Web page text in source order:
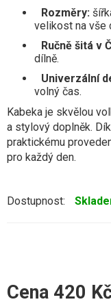
Rozměry:
velikost na vše
Ručně šitá v
dílně.
Univerzální
volný čas.
Kabeka je skvělou
a stylový doplněk.
praktickému
pro každý den.
Dostupnost:
Cena 420